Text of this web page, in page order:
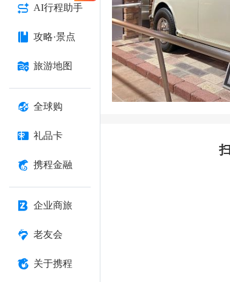
AI行程助手
攻略·景点
旅游地图
全球购
礼品卡
携程金融
企业商旅
老友会
关于携程